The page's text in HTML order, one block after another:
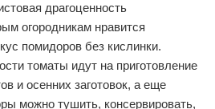
драгоценность
огородникам нравится
помидоров без кислинки.
томаты идут на приготовление
и осенних заготовок, а еще
можно тушить, консервировать,